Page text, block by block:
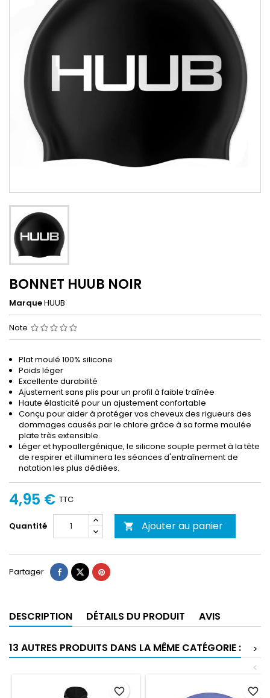
BONNET HUUB NOIR
MarqueHUUB
Note
Plat moulé 100% silicone
Poids léger
Excellente durabilité
Ajustement sans plis pour un profil à faible traînée
Haute élasticité pour un ajustement confortable
Conçu pour aider à protéger vos cheveux des rigueurs des
dommages causés par le chlore grâce à sa forme moulée
plate très extensible.
Léger et hypoallergénique, le silicone souple permet à la tête
de respirer et illuminera les séances d'entraînement de
natation les plus dédiées.
4,95 € TTC
Quantité  Ajouter au panier
Partager
DESCRIPTION DÉTAILS DU PRODUIT AVIS
13 AUTRES PRODUITS DANS LA MÊME CATÉGORIE :
>
<
favorite_border favorite_border